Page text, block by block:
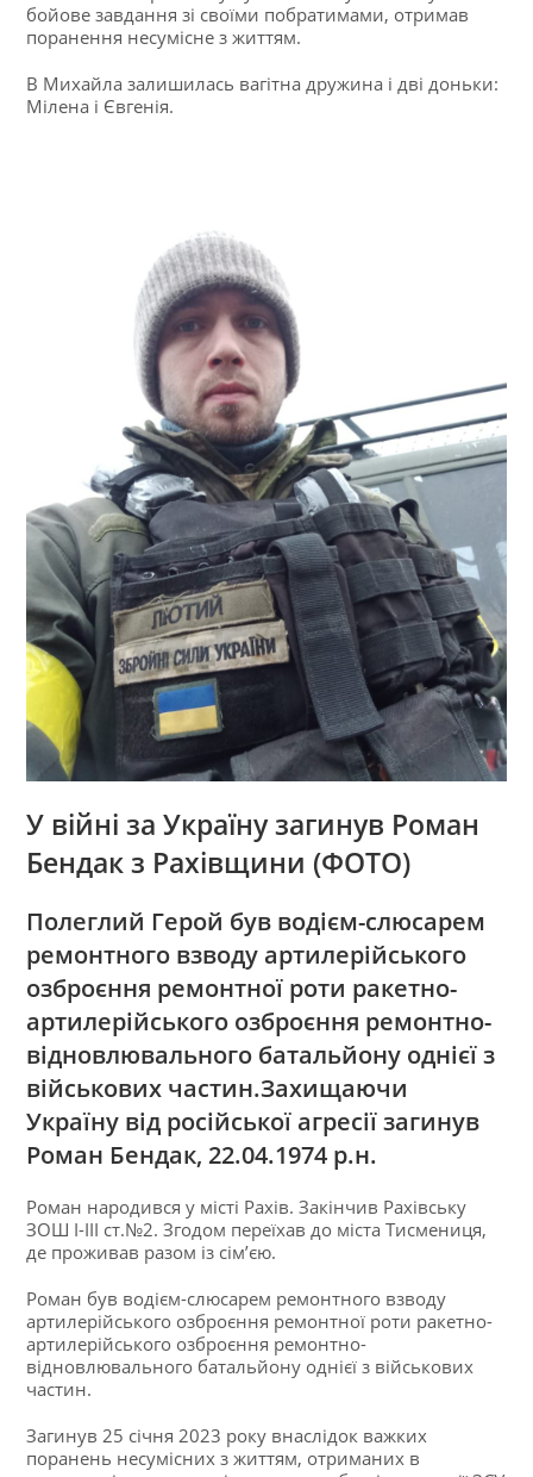
бойове завдання зі своїми побратимами, отримав
поранення несумісне з життям.
В Михайла залишилась вагітна дружина і дві доньки:
Мілена і Євгенія.
У війні за Україну загинув Роман
Бендак з Рахівщини (ФОТО)
Полеглий Герой був водієм-слюсарем
ремонтного взводу артилерійського
озброєння ремонтної роти ракетно-
артилерійського озброєння ремонтно-
відновлювального батальйону однієї з
військових частин.Захищаючи
Україну від російської агресії загинув
Роман Бендак, 22.04.1974 р.н.
Роман народився у місті Рахів. Закінчив Рахівську
ЗОШ І-ІІІ ст.№2. Згодом переїхав до міста Тисмениця,
де проживав разом із сім’єю.
Роман був водієм-слюсарем ремонтного взводу
артилерійського озброєння ремонтної роти ракетно-
артилерійського озброєння ремонтно-
відновлювального батальйону однієї з військових
частин.
Загинув 25 січня 2023 року внаслідок важких
поранень несумісних з життям, отриманих в